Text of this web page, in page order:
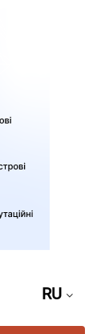
RU